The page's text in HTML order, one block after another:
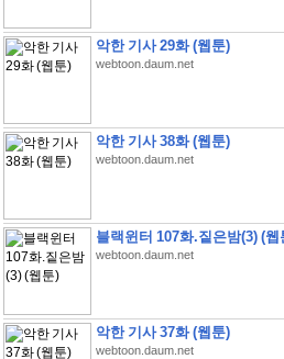
악한 기사 29화 (웹툰)
webtoon.daum.net
악한 기사 38화 (웹툰)
webtoon.daum.net
블랙윈터 107화.짙은밤(3) (웹
webtoon.daum.net
악한 기사 37화 (웹툰)
webtoon.daum.net